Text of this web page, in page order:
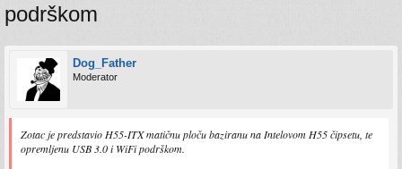
podrškom
Dog_Father
Moderator
Zotac je predstavio H55-ITX matičnu ploču baziranu na Intelovom H55 čipsetu, te
opremljenu USB 3.0 i WiFi podrškom.